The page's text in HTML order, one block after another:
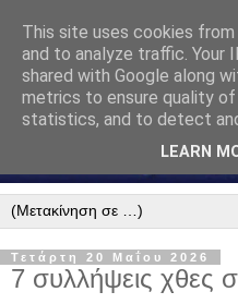
Τετάρτη 20 Μαΐου 2026
7 συλλήψεις χθες
This site uses cookies
and to analyze traffic. Your
shared with Google along
metrics to ensure quality
statistics, and to detect
LEARN